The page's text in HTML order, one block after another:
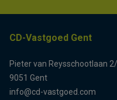
CD-Vastgoed Gent
Pieter van Reysschootlaan
9051 Gent
info@cd-vastgoed.com